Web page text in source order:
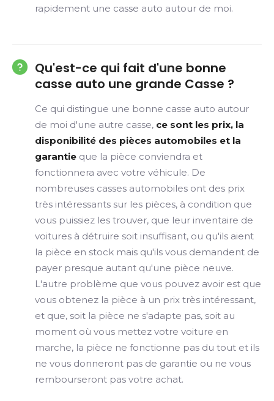
rapidement une casse auto autour de moi.
Qu'est-ce qui fait d'une bonne
casse auto une grande Casse ?
Ce qui distingue une bonne casse auto autour
de moi d'une autre casse, ce sont les prix, la
disponibilité des pièces automobiles et la
garantie que la pièce conviendra et
fonctionnera avec votre véhicule. De
nombreuses casses automobiles ont des prix
très intéressants sur les pièces, à condition que
vous puissiez les trouver, que leur inventaire de
voitures à détruire soit insuffisant, ou qu'ils aient
la pièce en stock mais qu'ils vous demandent de
payer presque autant qu'une pièce neuve.
L'autre problème que vous pouvez avoir est que
vous obtenez la pièce à un prix très intéressant,
et que, soit la pièce ne s'adapte pas, soit au
moment où vous mettez votre voiture en
marche, la pièce ne fonctionne pas du tout et ils
ne vous donneront pas de garantie ou ne vous
rembourseront pas votre achat.